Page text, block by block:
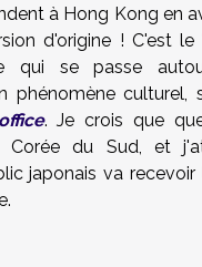
à Hong Kong en
d'origine ! C'est le
qui se passe
phénomène culturel,
. Je crois que
Corée du Sud, et
japonais va recevoir